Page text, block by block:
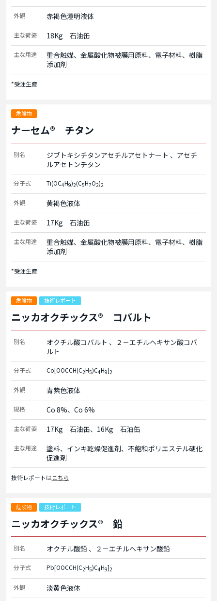
外観 赤褐色澄明液体
主な荷姿 18Kg　石油缶
主な用途
重合触媒、金属酸化物被膜用原料、電子材料、樹脂
添加剤
*受注生産
危険物
ナーセム® チタン
別名 ジブトキシチタンアセチルアセトナート
アセチ
ルアセトンチタン
分子式 Ti(OC4H9)2(C5H7O2)2
外観 黄褐色液体
主な荷姿 17Kg　石油缶
主な用途
重合触媒、金属酸化物被膜用原料、電子材料、樹脂
添加剤
*受注生産
危険物 技術レポート
ニッカオクチックス® コバルト
別名 オクチル酸コバルト
２－エチルヘキサン酸コバ
ルト
分子式 Co[OOCCH(C2H5)C4H9]2
外観 青紫色液体
規格 Co 8%、Co 6%
主な荷姿 17Kg　石油缶、16Kg　石油缶
主な用途
塗料、インキ乾燥促進剤、不飽和ポリエステル硬化
促進剤
技術レポートはこちら
危険物 技術レポート
ニッカオクチックス® 鉛
別名 オクチル酸鉛 ２－エチルヘキサン酸鉛
分子式 Pb[OOCCH(C2H5)C4H9]2
外観 淡黄色液体